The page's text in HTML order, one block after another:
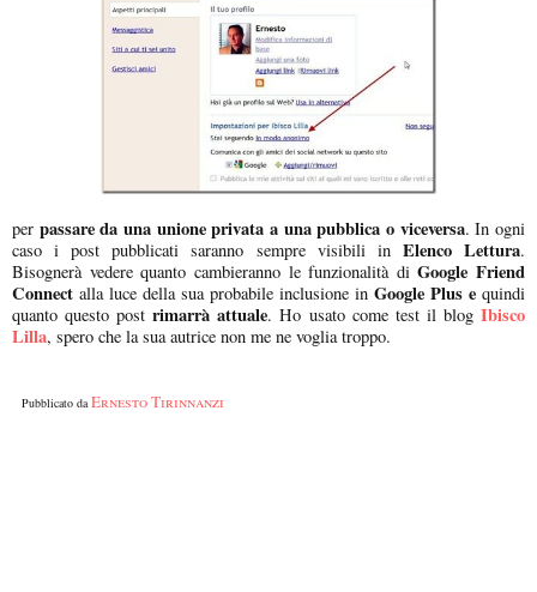
per passare da una unione privata a una pubblica o viceversa. In ogni
caso i post pubblicati saranno sempre visibili inElenco Lettura.
Bisognerà vedere quanto cambieranno le funzionalità diGoogle Friend
Connect alla luce della sua probabile inclusione in Google Plus e quindi
quanto questo postrimarrà attuale. Ho usato come test il blog Ibisco
Lilla, spero che la sua autrice non me ne voglia troppo.
Pubblicato da Ernesto Tirinnanzi